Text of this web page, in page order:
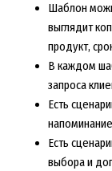
Шаблон
выглядит
продукт,
В каждом
запроса
Есть
Есть
выбора и